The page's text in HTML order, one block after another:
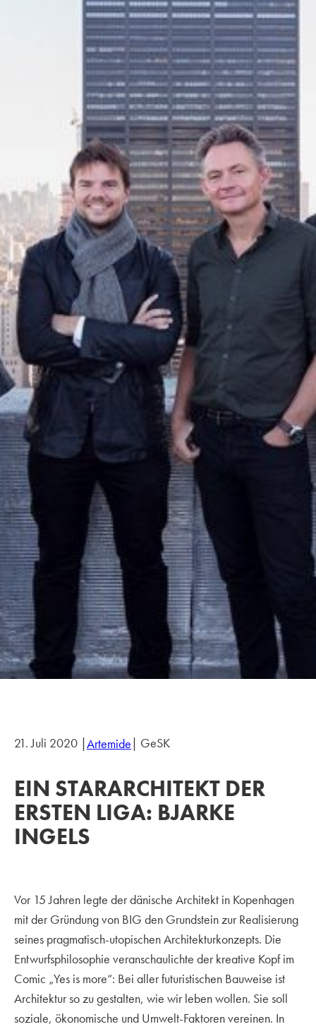
21. Juli 2020 |Artemide| GeSK
EIN STARARCHITEKT DER
ERSTEN LIGA: BJARKE
INGELS
Vor 15 Jahren legte der dänische Architekt in Kopenhagen
mit der Gründung von BIG den Grundstein zur Realisierung
seines pragmatisch-utopischen Architekturkonzepts. Die
Entwurfsphilosophie veranschaulichte der kreative Kopf im
Comic „Yes is more“: Bei aller futuristischen Bauweise ist
Architektur so zu gestalten, wie wir leben wollen. Sie soll
soziale, ökonomische und Umwelt-Faktoren vereinen. In